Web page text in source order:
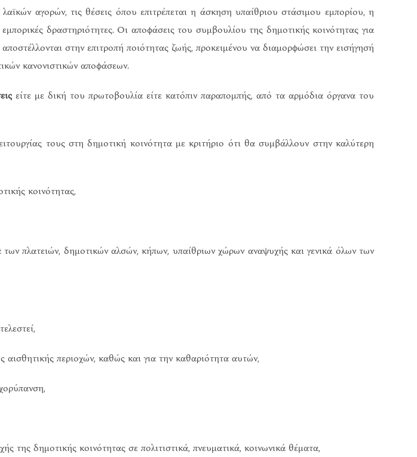
αγορών, τις θέσεις όπου επιτρέπεται η άσκηση υπαίθριου στάσιμου εμπορίου, η
δραστηριότητες. Οι αποφάσεις του συμβουλίου της δημοτικής κοινότητας για
στην επιτροπή ποιότητας ζωής, προκειμένου να διαμορφώσει την εισήγησή
κανονιστικών αποφάσεων.
είτε με δική του πρωτοβουλία είτε κατόπιν παραπομπής, από τα αρμόδια όργανα του
τους στη δημοτική κοινότητα με κριτήριο ότι θα συμβάλλουν στην καλύτερη
κοινότητας,
πλατειών, δημοτικών αλσών, κήπων, υπαίθριων χώρων αναψυχής και γενικά όλων των
αισθητικής περιοχών, καθώς και για την καθαριότητα αυτών,
της δημοτικής κοινότητας σε πολιτιστικά, πνευματικά, κοινωνικά θέματα,